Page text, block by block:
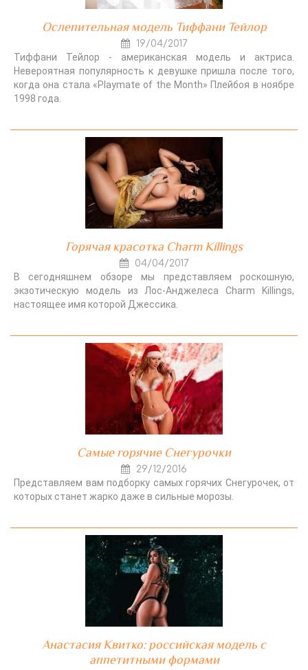
Ослепительная модель Тиффани Тейлор
19/04/2017
Тиффани Тейлор - американская модель и актриса.
Невероятная популярность к девушке пришла после того,
когда она стала «Playmate of the Month» Плейбоя в ноябре
1998 года.
Горячая красотка Charm Killings
04/04/2017
В сегодняшнем обзоре мы представляем роскошную,
экзотическую модель из Лос-Анджелеса Charm Killings,
настоящее имя которой Джессика.
Самые горячие Снегурочки
29/12/2016
Представляем вам подборку самых горячих Снегурочек, от
которых станет жарко даже в сильные морозы.
Анастасия Квитко: российская модель с
аппетитными формами